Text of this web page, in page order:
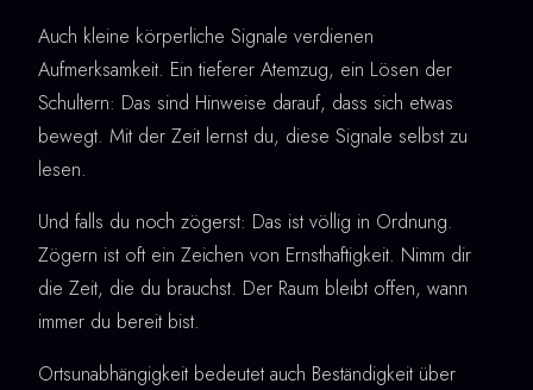
Auch kleine körperliche Signale verdienen
Aufmerksamkeit. Ein tieferer Atemzug, ein Lösen der
Schultern: Das sind Hinweise darauf, dass sich etwas
bewegt. Mit der Zeit lernst du, diese Signale selbst zu
lesen.
Und falls du noch zögerst: Das ist völlig in Ordnung.
Zögern ist oft ein Zeichen von Ernsthaftigkeit. Nimm dir
die Zeit, die du brauchst. Der Raum bleibt offen, wann
immer du bereit bist.
Ortsunabhängigkeit bedeutet auch Beständigkeit über